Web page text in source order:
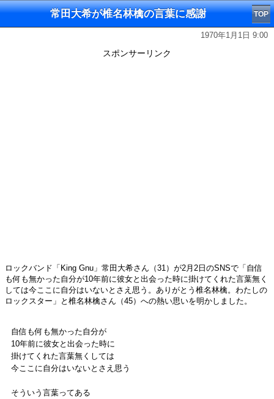
常田大希が椎名林檎の言葉に感謝 TOP
1970年1月1日 9:00
スポンサーリンク
ロックバンド「King Gnu」常田大希さん（31）が2月2日のSNSで「自信
も何も無かった自分が10年前に彼女と出会った時に掛けてくれた言葉無く
しては今ここに自分はいないとさえ思う。ありがとう椎名林檎。わたしの
ロックスター」と椎名林檎さん（45）への熱い思いを明かしました。
自信も何も無かった自分が
10年前に彼女と出会った時に
掛けてくれた言葉無くしては
今ここに自分はいないとさえ思う
そういう言葉ってある